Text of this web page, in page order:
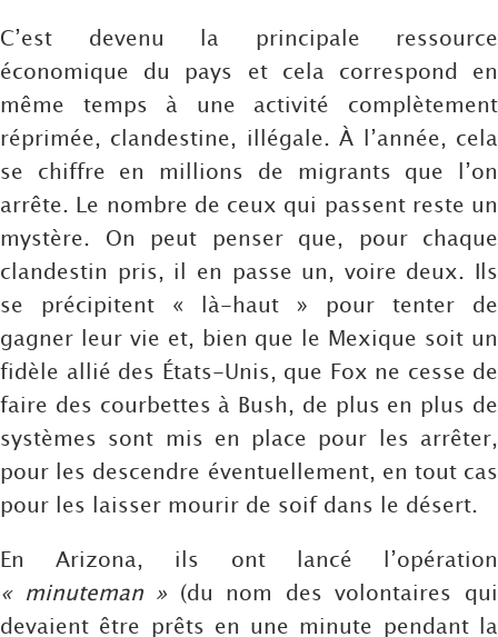
C’est devenu la principale ressource
économique du pays et cela correspond en
même temps à une activité complètement
réprimée, clandestine, illégale. À l’année, cela
se chiffre en millions de migrants que l’on
arrête. Le nombre de ceux qui passent reste un
mystère. On peut penser que, pour chaque
clandestin pris, il en passe un, voire deux. Ils
se précipitent « là-haut » pour tenter de
gagner leur vie et, bien que le Mexique soit un
fidèle allié des États-Unis, que Fox ne cesse de
faire des courbettes à Bush, de plus en plus de
systèmes sont mis en place pour les arrêter,
pour les descendre éventuellement, en tout cas
pour les laisser mourir de soif dans le désert.
En Arizona, ils ont lancé l’opération
« minuteman » (du nom des volontaires qui
devaient être prêts en une minute pendant la